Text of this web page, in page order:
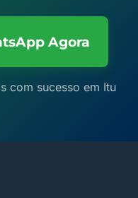
Agora
com sucesso em Itu